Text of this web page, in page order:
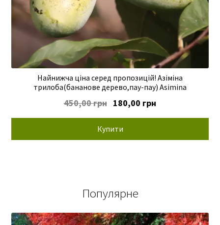
Найнижча ціна серед пропозицій! Азіміна
трилоба(бананове дерево,пау-пау) Asimina
450,00грн Оригінальна
450,00 грн.
180,00 грн
Купити
Популярне